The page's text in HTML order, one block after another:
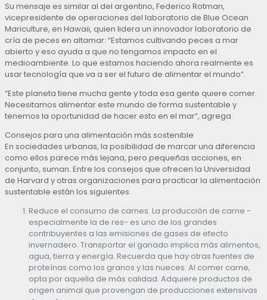
Su mensaje es similar al del argentino, Federico Rotman,
vicepresidente de operaciones del laboratorio de Blue Ocean
Mariculture, en Hawaii, quien lidera un innovador laboratorio de
cría de peces en altamar: “Estamos cultivando peces a mar
abierto y eso ayuda a que no tengamos impacto en el
medioambiente. Lo que estamos haciendo ahora realmente es
usar tecnología que va a ser el futuro de alimentar el mundo”.
“Este planeta tiene mucha gente y toda esa gente quiere comer.
Necesitamos alimentar este mundo de forma sustentable y
tenemos la oportunidad de hacer esto en el mar”, agrega.
Consejos para una alimentación más sostenible
En sociedades urbanas, la posibilidad de marcar una diferencia
como ellos parece más lejana, pero pequeñas acciones, en
conjunto, suman. Entre los consejos que ofrecen la Universidad
de Harvard y otras organizaciones para practicar la alimentación
sustentable están los siguientes.
Reduce el consumo de carnes. La producción de carne -
especialmente la de res- es uno de los grandes
contribuyentes a las emisiones de gases de efecto
invernadero. Transportar el ganado implica más alimentos,
agua, tierra y energía. Recuerda que hay otras fuentes de
proteínas como los granos y las nueces. Al comer carne,
opta por aquella de más calidad. Adquiere productos de
origen animal que provengan de producciones extensivas